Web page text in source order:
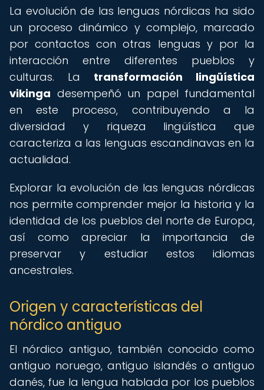
La evolución de las lenguas nórdicas ha sido
un proceso dinámico y complejo, marcado
por contactos con otras lenguas y por la
interacción entre diferentes pueblos y
culturas. La transformación lingüística
vikinga desempeñó un papel fundamental
en este proceso, contribuyendo a la
diversidad y riqueza lingüística que
caracteriza a las lenguas escandinavas en la
actualidad.
Explorar la evolución de las lenguas nórdicas
nos permite comprender mejor la historia y la
identidad de los pueblos del norte de Europa,
así como apreciar la importancia de
preservar y estudiar estos idiomas
ancestrales.
Origen y características del
nórdico antiguo
El nórdico antiguo, también conocido como
antiguo noruego, antiguo islandés o antiguo
danés, fue la lengua hablada por los pueblos